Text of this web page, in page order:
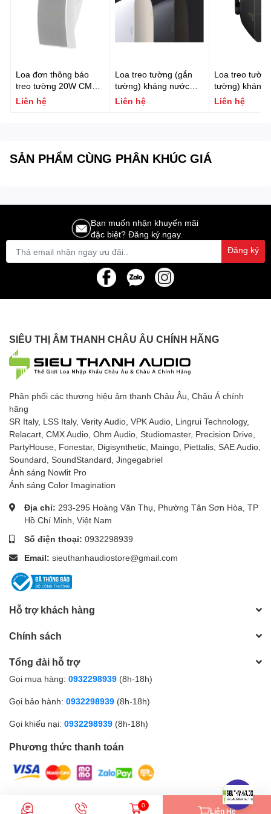
Loa đơn thông báo
treo tường 20W CMX
Model: WSK-610K
Liên hệ
Loa treo tường (gắn
tường) kháng nước
FONESTAR SONORA-
Liên hệ
Loa treo
tường) kháng
FONESTAR
Liên hệ
SẢN PHẨM CÙNG PHÂN KHÚC GIÁ
Bạn muốn nhận khuyến mãi
đặc biệt? Đăng ký ngay.
Đăng ký
SIÊU THỊ ÂM THANH CHÂU ÂU CHÍNH HÃNG
Phân phối các thương hiệu âm thanh Châu Âu, Châu Á chính
hãng
SR Italy, LSS Italy, Verity Audio, VPK Audio, Lingrui Technology,
Relacart, CMX Audio, Ohm Audio, Studiomaster, Precision Drive,
PartyHouse, Fonestar, Digisynthetic, Maingo, Piettalis, SAE Audio,
Soundard, SoundStandard, Jingegabriel
Ánh sáng Nowlit Pro
Ánh sáng Color Imagination
Địa chỉ: 293-295 Hoàng Văn Thụ, Phường Tân Sơn Hòa, TP
Hồ Chí Minh, Việt Nam
Số điện thoại: 0932298939
Email: sieuthanhaudiostore@gmail.com
Hỗ trợ khách hàng
Chính sách
Tổng đài hỗ trợ
Gọi mua hàng: 0932298939 (8h-18h)
Gọi bảo hành: 0932298939 (8h-18h)
Gọi khiếu nại: 0932298939 (8h-18h)
Phương thức thanh toán
© Bản quyền thuộc về CÔNG TY CỔ PHẦN SIÊU THANH AUDIO |
0
Liên Hệ